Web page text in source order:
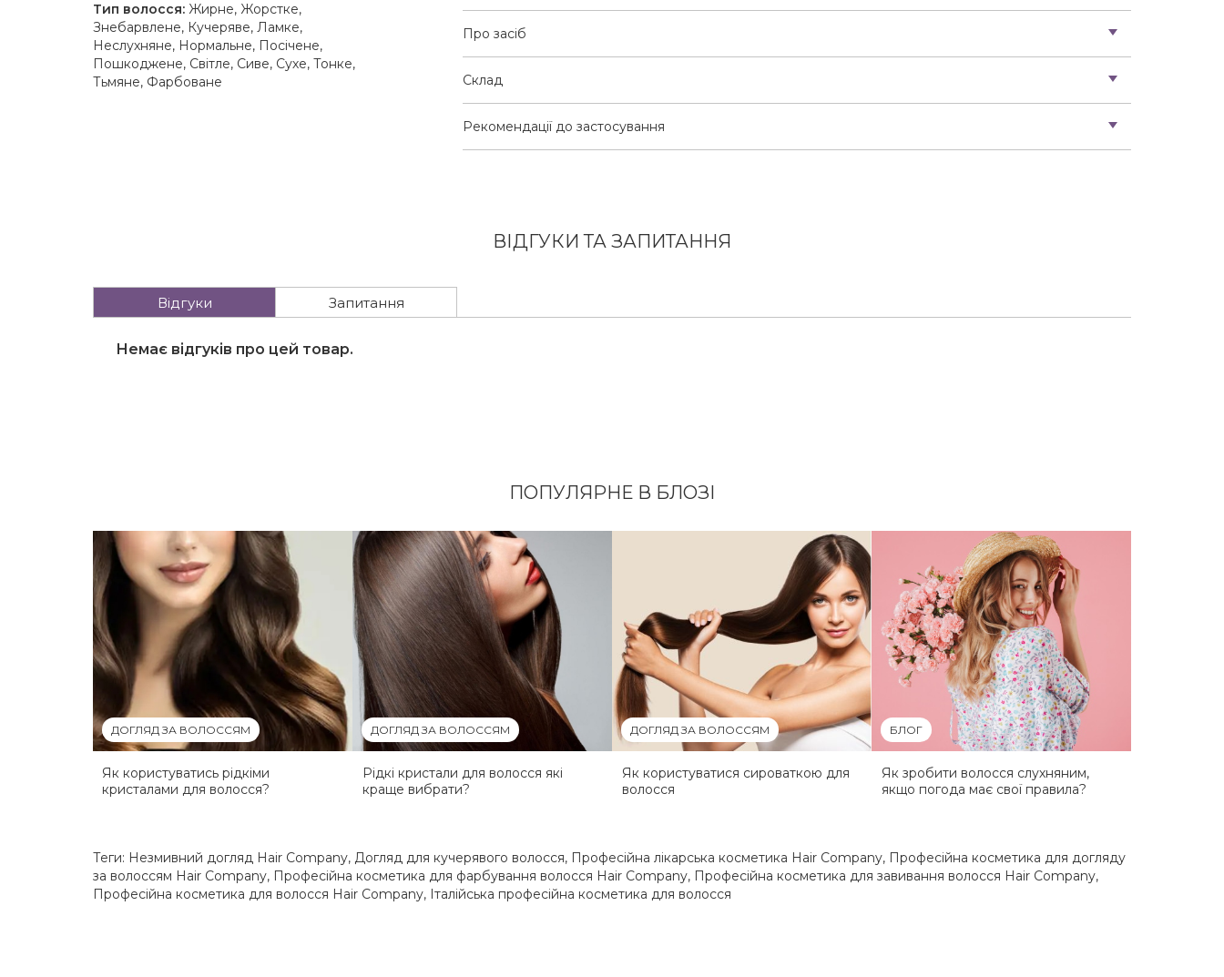
Тип волосся: Жирне, Жорстке,
Знебарвлене, Кучеряве, Ламке,
Неслухняне, Нормальне, Посічене,
Пошкоджене, Світле, Сиве, Сухе, Тонке,
Тьмяне, Фарбоване
Про засіб
Склад
Рекомендації до застосування
ВІДГУКИ ТА ЗАПИТАННЯ
Відгуки Запитання
Немає відгуків про цей товар.
ПОПУЛЯРНЕ В БЛОЗІ
ДОГЛЯД ЗА ВОЛОССЯМ
Як користуватись рідкіми
кристалами для волосся?
ДОГЛЯД ЗА ВОЛОССЯМ
Рідкі кристали для волосся які
краще вибрати?
ДОГЛЯД ЗА ВОЛОССЯМ
Як користуватися сироваткою для
волосся
БЛОГ
Як зробити волосся слухняним,
якщо погода має свої правила?
Теги: Незмивний догляд Hair Company, Догляд для кучерявого волосся, Професійна лікарська косметика Hair Company, Професійна косметика для догляду
за волоссям Hair Company, Професійна косметика для фарбування волосся Hair Company, Професійна косметика для завивання волосся Hair Company,
Професійна косметика для волосся Hair Company, Італійська професійна косметика для волосся